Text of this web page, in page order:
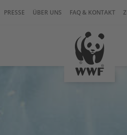
PRESSE ÜBER UNS FAQ & KONTAKT